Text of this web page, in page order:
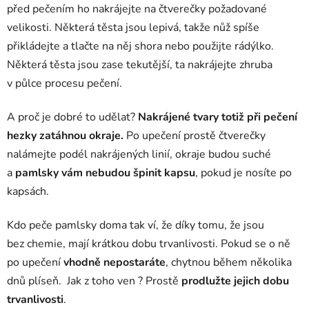
před pečením ho nakrájejte na čtverečky požadované
velikosti. Některá těsta jsou lepivá, takže nůž spíše
přikládejte a tlačte na něj shora nebo použijte rádýlko.
Některá těsta jsou zase tekutější, ta nakrájejte zhruba
v půlce procesu pečení.
A proč je dobré to udělat? Nakrájené tvary totiž při pečení
hezky zatáhnou okraje. Po upečení prostě čtverečky
nalámejte podél nakrájených linií, okraje budou suché
a pamlsky vám nebudou špinit kapsu, pokud je nosíte po
kapsách.
Kdo peče pamlsky doma tak ví, že díky tomu, že jsou
bez chemie, mají krátkou dobu trvanlivosti. Pokud se o ně
po upečenívhodně nepostaráte, chytnou během několika
dnů plíseň. Jak z toho ven ? Prostě prodlužte jejich dobu
trvanlivosti.